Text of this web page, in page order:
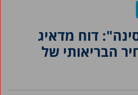
דוח מדאיג
הבריאותי של